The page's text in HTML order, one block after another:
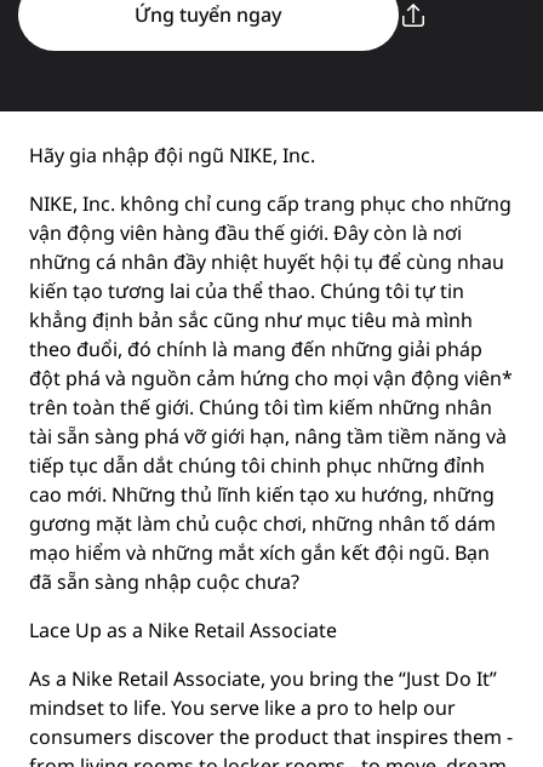
Ứng tuyển ngay
Hãy gia nhập đội ngũ NIKE, Inc.
NIKE, Inc. không chỉ cung cấp trang phục cho những
vận động viên hàng đầu thế giới. Đây còn là nơi
những cá nhân đầy nhiệt huyết hội tụ để cùng nhau
kiến tạo tương lai của thể thao. Chúng tôi tự tin
khẳng định bản sắc cũng như mục tiêu mà mình
theo đuổi, đó chính là mang đến những giải pháp
đột phá và nguồn cảm hứng cho mọi vận động viên*
trên toàn thế giới. Chúng tôi tìm kiếm những nhân
tài sẵn sàng phá vỡ giới hạn, nâng tầm tiềm năng và
tiếp tục dẫn dắt chúng tôi chinh phục những đỉnh
cao mới. Những thủ lĩnh kiến tạo xu hướng, những
gương mặt làm chủ cuộc chơi, những nhân tố dám
mạo hiểm và những mắt xích gắn kết đội ngũ. Bạn
đã sẵn sàng nhập cuộc chưa?
Lace Up as a Nike Retail Associate
As a Nike Retail Associate, you bring the “Just Do It”
mindset to life. You serve like a pro to help our
consumers discover the product that inspires them -